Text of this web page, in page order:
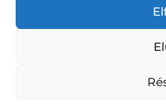
nagyon sokféle
nehézséggel